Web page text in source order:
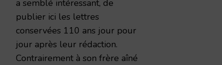
a semblé intéressant, de
publier ici les lettres
conservées 110 ans jour pour
jour après leur rédaction.
Contrairement à son frère aîné